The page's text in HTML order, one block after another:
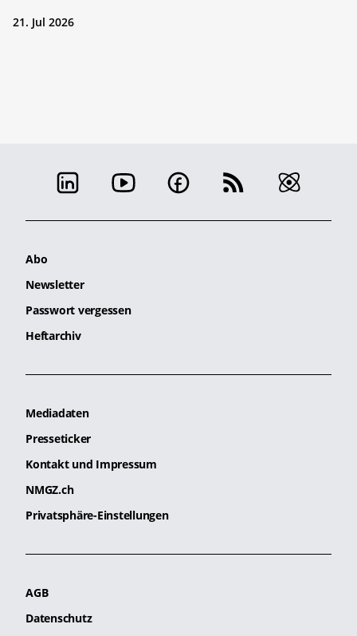
21. Jul 2026
Abo
Newsletter
Passwort vergessen
Heftarchiv
Mediadaten
Presseticker
Kontakt und Impressum
NMGZ.ch
Privatsphäre-Einstellungen
AGB
Datenschutz